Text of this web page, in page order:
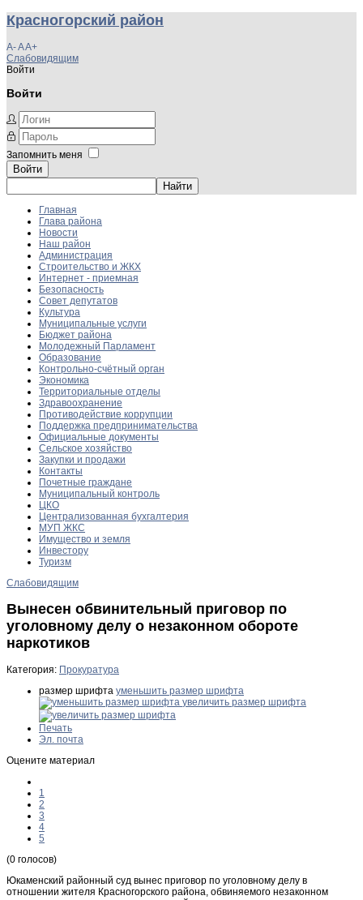
Красногорский район
A-AA+
Слабовидящим
Войти
Войти
Запомнить меня
Войти
Главная
Глава района
Новости
Наш район
Администрация
Строительство и ЖКХ
Интернет - приемная
Безопасность
Совет депутатов
Культура
Муниципальные услуги
Бюджет района
Молодежный Парламент
Образование
Контрольно-счётный орган
Экономика
Территориальные отделы
Здравоохранение
Противодействие коррупции
Поддержка предпринимательства
Официальные документы
Сельское хозяйство
Закупки и продажи
Контакты
Почетные граждане
Муниципальный контроль
ЦКО
Централизованная бухгалтерия
МУП ЖКС
Имущество и земля
Инвестору
Туризм
Слабовидящим
Вынесен обвинительный приговор по
уголовному делу о незаконном обороте
наркотиков
Категория: Прокуратура
размер шрифта уменьшить размер шрифта
увеличить размер шрифта
Печать
Эл. почта
Оцените материал
1
2
3
4
5
(0 голосов)
Юкаменский районный суд вынес приговор по уголовному делу в
отношении жителя Красногорского района, обвиняемого незаконном